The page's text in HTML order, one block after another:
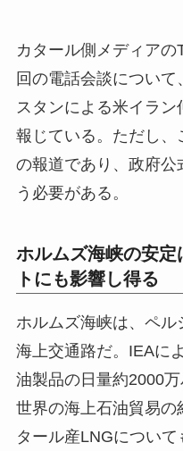
カタール側メディア
回の電話会談につい
スタンによる米イラン
報じている。ただし
の報道であり、政府公
う必要がある。
ホルムズ海峡の安定
トにも影響し得る
ホルムズ海峡は、ペ
海上交通路だ。IEAに
油製品の日量約2000万
世界の海上石油貿易の
タール産LNGについ